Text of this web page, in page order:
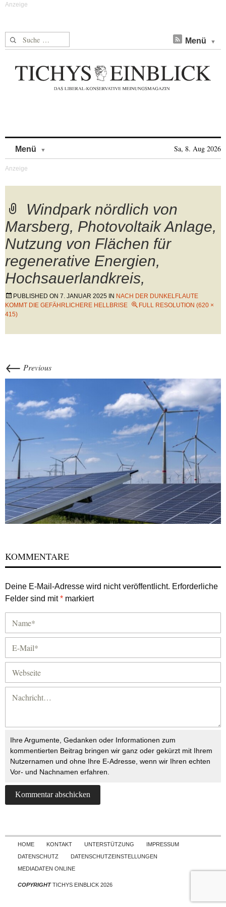
Suche nach: Menü
Menü Sa, 8. Aug 2026
Windpark nördlich von
Marsberg, Photovoltaik Anlage,
Nutzung von Flächen für
regenerative Energien,
Hochsauerlandkreis,
PUBLISHED ON 7. JANUAR 2025 IN NACH DER DUNKELFLAUTE
KOMMT DIE GEFÄHRLICHERE HELLBRISE
FULL RESOLUTION (620 ×
415)
← Previous
KOMMENTARE
Deine E-Mail-Adresse wird nicht veröffentlicht. Erforderliche
Felder sind mit* markiert
Ihre Argumente, Gedanken oder Informationen zum
kommentierten Beitrag bringen wir ganz oder gekürzt mit Ihrem
Nutzernamen und ohne Ihre E-Adresse, wenn wir Ihren echten
Vor- und Nachnamen erfahren.
Skip to content
HOME KONTAKT UNTERSTÜTZUNG
IMPRESSUM
DATENSCHUTZ
DATENSCHUTZEINSTELLUNGEN
MEDIADATEN ONLINE
COPYRIGHTTICHYS EINBLICK 2026